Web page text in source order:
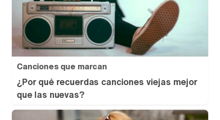
Canciones que marcan
¿Por qué recuerdas canciones viejas mejor
que las nuevas?